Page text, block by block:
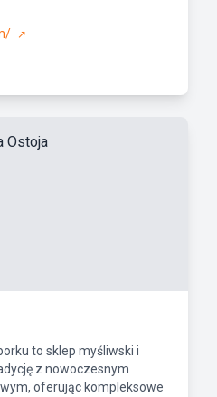
↗
to sklep myśliwski i
z nowoczesnym
oferując kompleksowe